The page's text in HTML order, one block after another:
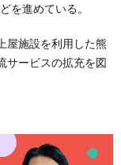
を進めている。
屋施設を利用した熊
サービスの拡充を図